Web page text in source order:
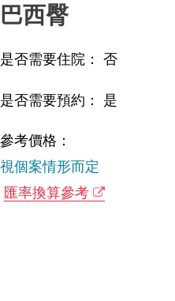
巴西臀
是否需要住院： 否
是否需要預約： 是
參考價格：
視個案情形而定
匯率換算參考